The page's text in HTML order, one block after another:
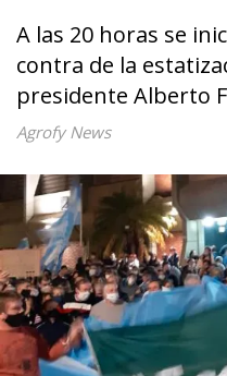
A las 20 horas se
contra de la
presidente Alberto
Agrofy News